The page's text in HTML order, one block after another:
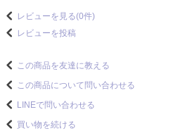
レビューを見る(0件)
レビューを投稿
この商品を友達に教える
この商品について問い合わせる
LINEで問い合わせる
買い物を続ける